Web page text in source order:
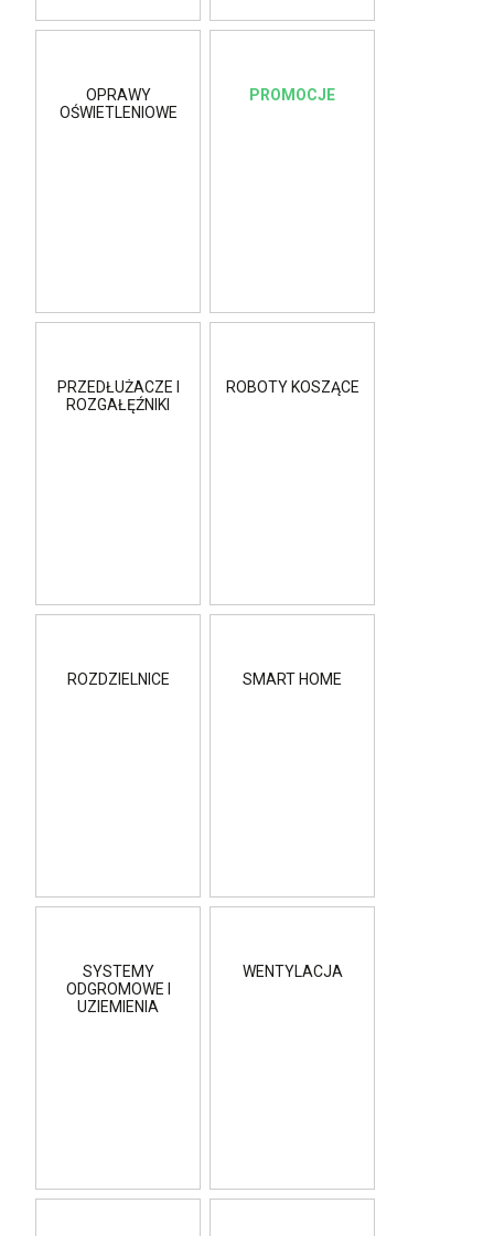
OPRAWY
OŚWIETLENIOWE
PROMOCJE
PRZEDŁUŻACZE I
ROZGAŁĘŹNIKI
ROBOTY KOSZĄCE
ROZDZIELNICE SMART HOME
SYSTEMY
ODGROMOWE I
UZIEMIENIA
WENTYLACJA